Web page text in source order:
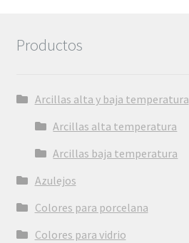
Productos
Arcillas alta y baja temperatura
Arcillas alta temperatura
Arcillas baja temperatura
Azulejos
Colores para porcelana
Colores para vidrio